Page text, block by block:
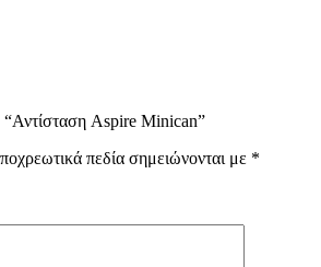
“Αντίσταση Aspire Minican”
πεδία σημειώνονται με *